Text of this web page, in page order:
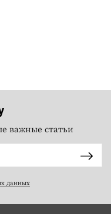
важные статьи
данных